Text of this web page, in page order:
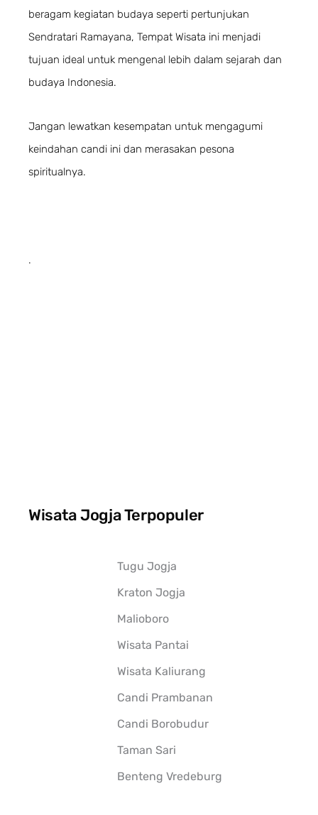
beragam kegiatan budaya seperti pertunjukan
Sendratari Ramayana, Tempat Wisata ini menjadi
tujuan ideal untuk mengenal lebih dalam sejarah dan
budaya Indonesia.
Jangan lewatkan kesempatan untuk mengagumi
keindahan candi ini dan merasakan pesona
spiritualnya.
.
Wisata Jogja Terpopuler
Tugu Jogja
Kraton Jogja
Malioboro
Wisata Pantai
Wisata Kaliurang
Candi Prambanan
Candi Borobudur
Taman Sari
Benteng Vredeburg